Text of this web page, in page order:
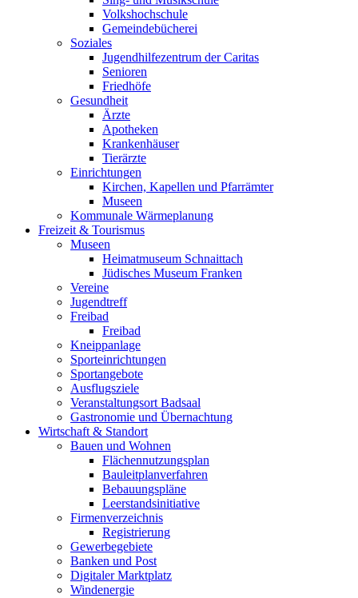
Volkshochschule
Gemeindebücherei
Soziales
Jugendhilfezentrum der Caritas
Senioren
Friedhöfe
Gesundheit
Ärzte
Apotheken
Krankenhäuser
Tierärzte
Einrichtungen
Kirchen, Kapellen und Pfarrämter
Museen
Kommunale Wärmeplanung
Freizeit & Tourismus
Museen
Heimatmuseum Schnaittach
Jüdisches Museum Franken
Vereine
Jugendtreff
Freibad
Freibad
Kneippanlage
Sporteinrichtungen
Sportangebote
Ausflugsziele
Veranstaltungsort Badsaal
Gastronomie und Übernachtung
Wirtschaft & Standort
Bauen und Wohnen
Flächennutzungsplan
Bauleitplanverfahren
Bebauungspläne
Leerstandsinitiative
Firmenverzeichnis
Registrierung
Gewerbegebiete
Banken und Post
Digitaler Marktplatz
Windenergie